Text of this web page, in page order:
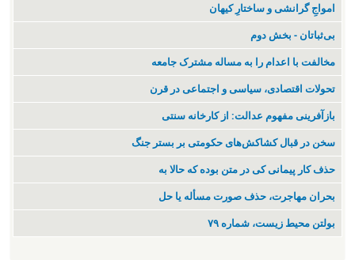
‌امواجِ گرانشی و ساختارِ کیهان
بی‌ثباتان - بخش دوم
مخالفت با اعدام را به مساله مشترک جامعه
تحولات اقتصادی، سیاسی و اجتماعی در قرن
بازآفرینی مفهوم عدالت: از کارخانه سنتی
سخن در قبال کشاکش‌های حکومتی بر بستر جنگ
حذف کار پیمانی کی در متن بودە کە حالا بە
بحران مهاجرت‌، حذف صورت مسأله یا حل
بولتن محیط زیست، شماره ۷۹